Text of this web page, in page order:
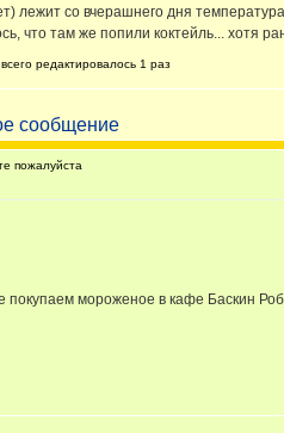
лежит со вчерашнего дня
что там же попили коктейль... хотя
редактировалось 1 раз
пожалуйста
покупаем мороженое в кафе Баскин